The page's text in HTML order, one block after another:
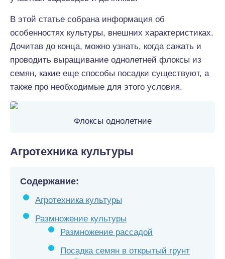
В этой статье собрана информация об
особенностях культуры, внешних характеристиках.
Дочитав до конца, можно узнать, когда сажать и
проводить выращивание однолетней флоксы из
семян, какие еще способы посадки существуют, а
также про необходимые для этого условия.
Флоксы однолетние
Агротехника культуры
Содержание:
Агротехника культуры
Размножение культуры
Размножение рассадой
Посадка семян в открытый грунт